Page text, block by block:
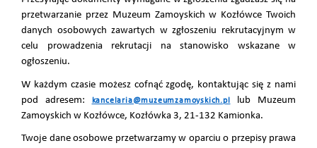
przetwarzanie przez Muzeum Zamoyskich w Kozłówce Twoich
danych osobowych zawartych w zgłoszeniu rekrutacyjnym w
celu prowadzenia rekrutacji na stanowisko wskazane w
ogłoszeniu.
W każdym czasie możesz cofnąć zgodę, kontaktując się z nami
pod adresem:
kancelaria@muzeumzamoyskich.pl
lub Muzeum
Zamoyskich w Kozłówce, Kozłówka 3, 21-132 Kamionka.
Twoje dane osobowe przetwarzamy w oparciu o przepisy prawa